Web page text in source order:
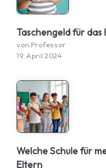
Taschengeld für das
von Professor
19. April 2024
Welche Schule für
Eltern